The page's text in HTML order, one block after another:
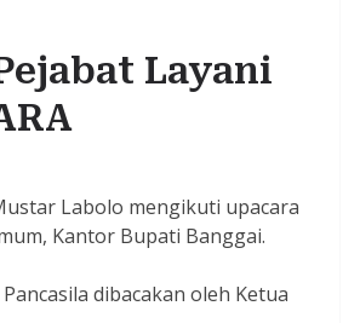
Layani
Labolo mengikuti upacara
Kantor Bupati Banggai.
dibacakan oleh Ketua